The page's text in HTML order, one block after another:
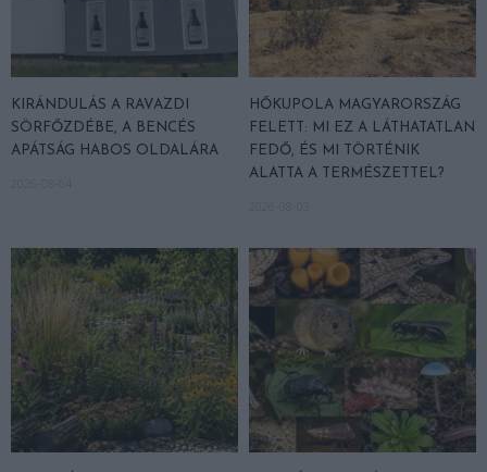
KIRÁNDULÁS A RAVAZDI
SÖRFŐZDÉBE, A BENCÉS
APÁTSÁG HABOS OLDALÁRA
HŐKUPOLA MAGYARORSZÁG
FELETT: MI EZ A LÁTHATATLAN
FEDŐ, ÉS MI TÖRTÉNIK
ALATTA A TERMÉSZETTEL?